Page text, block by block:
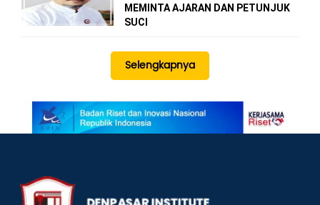
MEMINTA AJARAN DAN PETUNJUK
SUCI
Selengkapnya